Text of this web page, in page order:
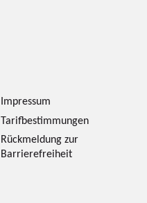
Impressum
Tarifbestimmungen
Rückmeldung zur
Barrierefreiheit